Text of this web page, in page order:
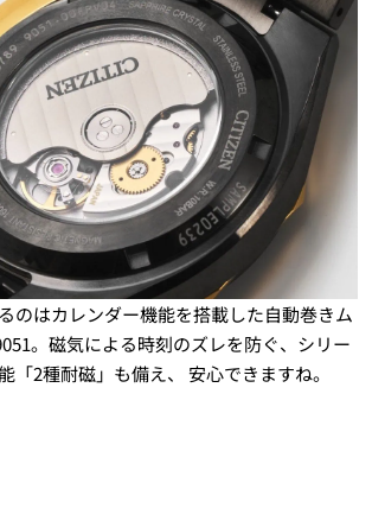
のはカレンダー機能を搭載した自動巻きム
。磁気による時刻のズレを防ぐ、シリー
「2種耐磁」も備え、 安心できますね。